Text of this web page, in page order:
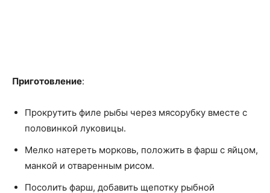
Приготовление:
Прокрутить филе рыбы через мясорубку вместе с
половинкой луковицы.
Мелко натереть морковь, положить в фарш с яйцом,
манкой и отваренным рисом.
Посолить фарш, добавить щепотку рыбной